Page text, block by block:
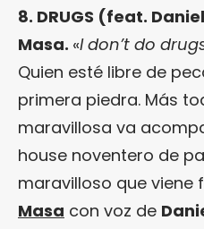
8. DRUGS (feat.
Masa. «I don’t do
Quien esté libre de
primera piedra. Más
maravillosa va
house noventero de
maravilloso que viene
Masa con voz de